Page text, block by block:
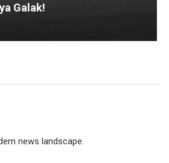
Galak!
news landscape.